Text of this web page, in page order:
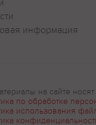
информация
на сайте
по обработке
использования